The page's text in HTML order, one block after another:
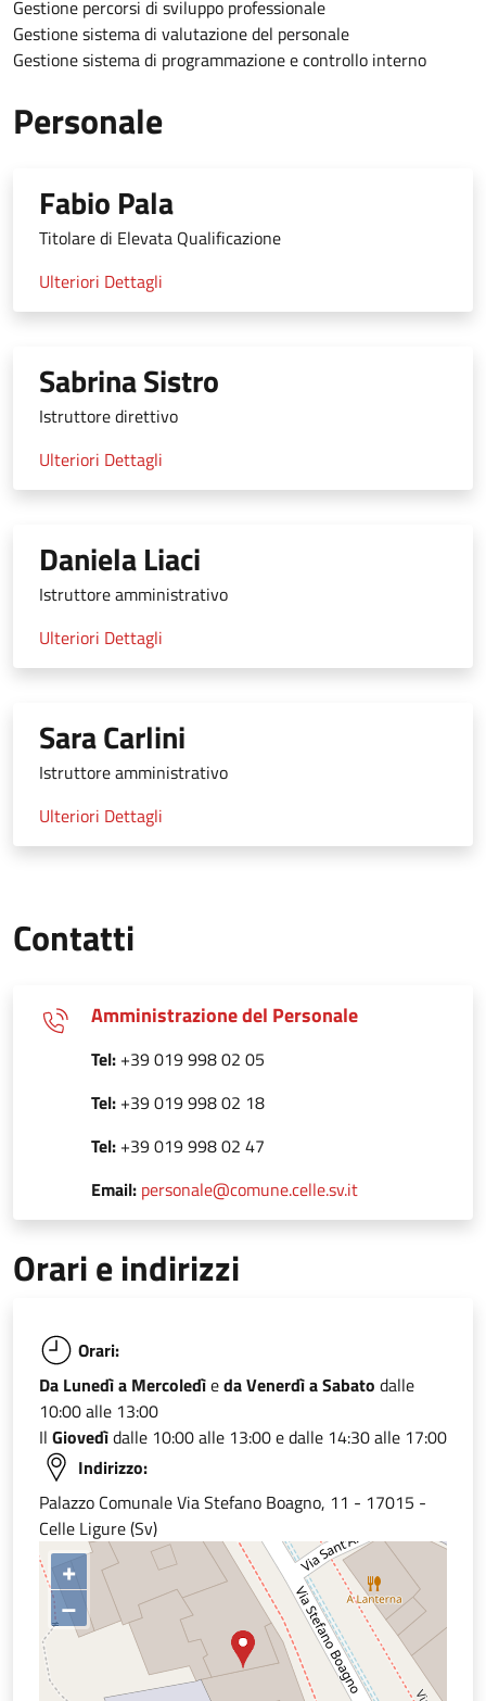
Gestione percorsi di sviluppo professionale
Gestione sistema di valutazione del personale
Gestione sistema di programmazione e controllo interno
Personale
Fabio Pala
Titolare di Elevata Qualificazione
Ulteriori Dettagli
Sabrina Sistro
Istruttore direttivo
Ulteriori Dettagli
Daniela Liaci
Istruttore amministrativo
Ulteriori Dettagli
Sara Carlini
Istruttore amministrativo
Ulteriori Dettagli
Contatti
Amministrazione del Personale
Tel: +39 019 998 02 05
Tel: +39 019 998 02 18
Tel: +39 019 998 02 47
Email: personale@comune.celle.sv.it
Orari e indirizzi
Orari:
Da Lunedì a Mercoledìeda Venerdì a Sabato dalle
10:00 alle 13:00
Il Giovedìdalle 10:00 alle 13:00 e dalle 14:30 alle 17:00
Indirizzo:
Palazzo Comunale Via Stefano Boagno, 11 - 17015 -
Celle Ligure (Sv)
+
–